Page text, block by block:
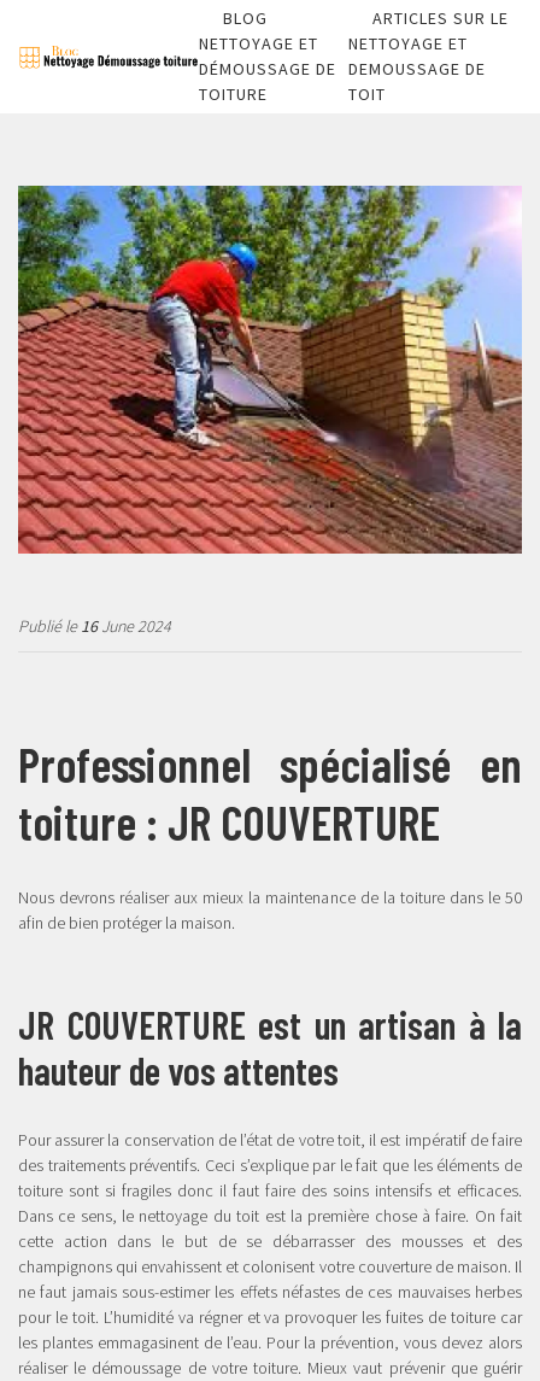
BLOG
NETTOYAGE ET
DÉMOUSSAGE DE
TOITURE
ARTICLES SUR LE
NETTOYAGE ET
DEMOUSSAGE DE
TOIT
Publié le16June 2024
Professionnel spécialisé en
toiture : JR COUVERTURE
Nous devrons réaliser aux mieux la maintenance de la toiture dans le 50
afin de bien protéger la maison.
JR COUVERTURE est un artisan à la
hauteur de vos attentes
Pour assurer la conservation de l’état de votre toit, il est impératif de faire
des traitements préventifs. Ceci s’explique par le fait que les éléments de
toiture sont si fragiles donc il faut faire des soins intensifs et efficaces.
Dans ce sens, le nettoyage du toit est la première chose à faire. On fait
cette action dans le but de se débarrasser des mousses et des
champignons qui envahissent et colonisent votre couverture de maison. Il
ne faut jamais sous-estimer les effets néfastes de ces mauvaises herbes
pour le toit. L’humidité va régner et va provoquer les fuites de toiture car
les plantes emmagasinent de l’eau. Pour la prévention, vous devez alors
réaliser le démoussage de votre toiture. Mieux vaut prévenir que guérir